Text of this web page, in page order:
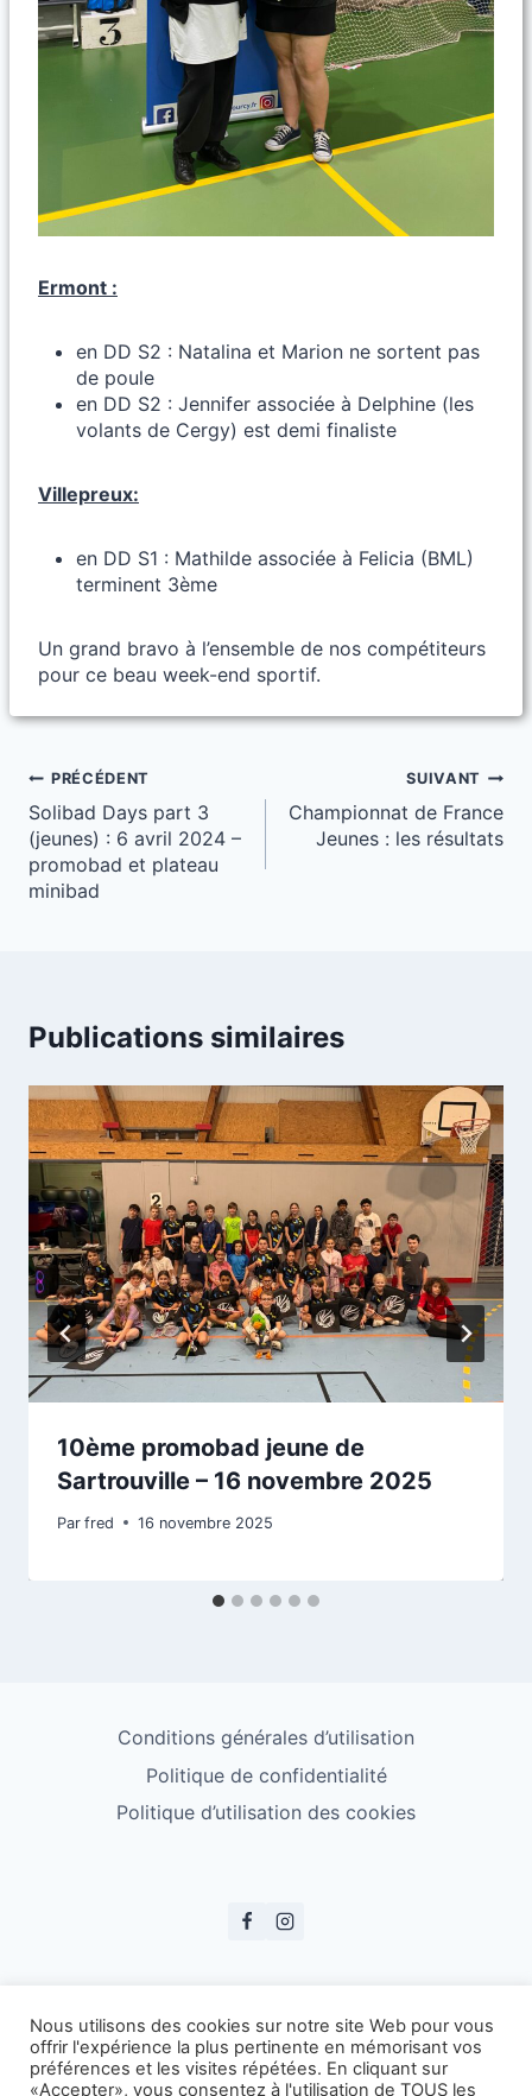
Ermont :
en DD S2 : Natalina et Marion ne sortent pas
de poule
en DD S2 : Jennifer associée à Delphine (les
volants de Cergy) est demi finaliste
Villepreux:
en DD S1 : Mathilde associée à Felicia (BML)
terminent 3ème
Un grand bravo à l’ensemble de nos compétiteurs
pour ce beau week-end sportif.
Navigation
de
l’article
PRÉCÉDENT
Solibad Days part 3
(jeunes) : 6 avril 2024 –
promobad et plateau
minibad
SUIVANT
Championnat de France
Jeunes : les résultats
Publications similaires
10ème promobad jeune de
Sartrouville – 16 novembre 2025
Par fred 16 novembre 2025
Conditions générales d’utilisation
Politique de confidentialité
Politique d’utilisation des cookies
Nous utilisons des cookies sur notre site Web pour vous
offrir l'expérience la plus pertinente en mémorisant vos
préférences et les visites répétées. En cliquant sur
«Accepter», vous consentez à l'utilisation de TOUS les